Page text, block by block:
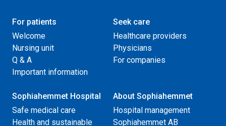
For patients
Welcome
Nursing unit
Q & A
Important information
Seek care
Healthcare providers
Physicians
For companies
Sophiahemmet Hospital
Safe medical care
Health and sustainable
About Sophiahemmet
Hospital management
Sophiahemmet AB